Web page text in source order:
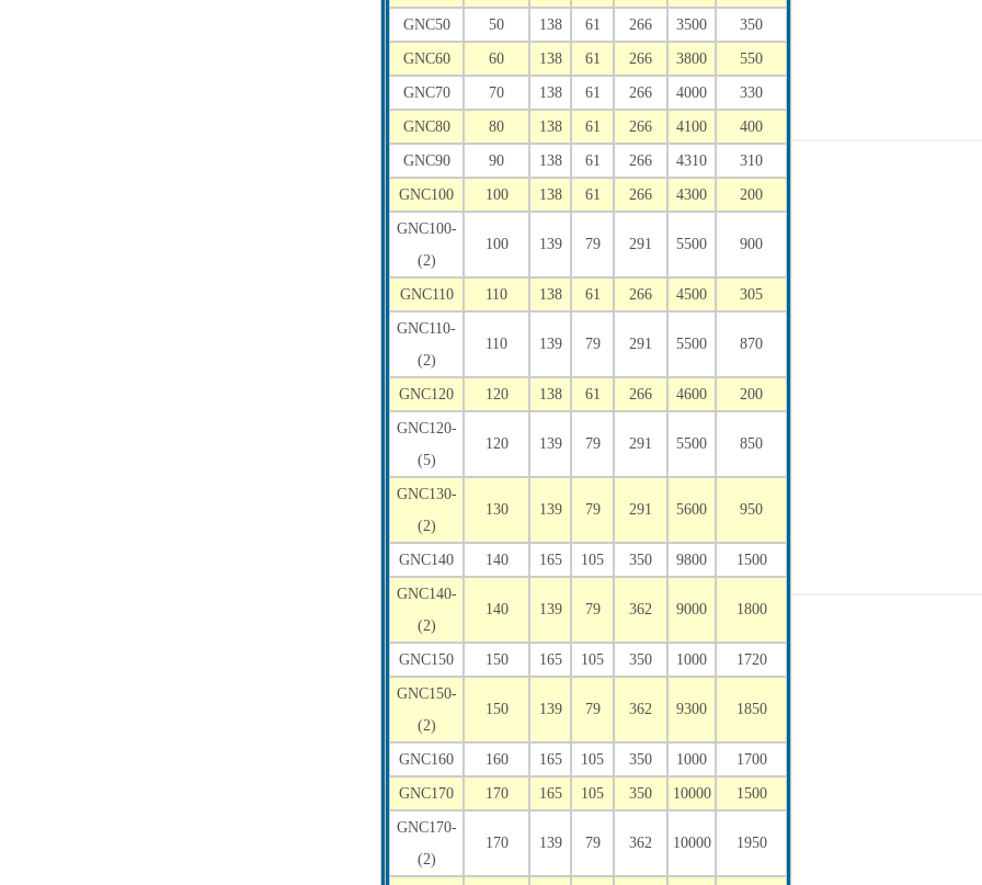
GNC50 50 138 61 266 3500 350
GNC60 60 138 61 266 3800 550
GNC70 70 138 61 266 4000 330
GNC80 80 138 61 266 4100 400
GNC90 90 138 61 266 4310 310
GNC100 100 138 61 266 4300 200
GNC100-
(2)
100 139 79 291 5500 900
GNC110 110 138 61 266 4500 305
GNC110-
(2)
110 139 79 291 5500 870
GNC120 120 138 61 266 4600 200
GNC120-
(5)
120 139 79 291 5500 850
GNC130-
(2)
130 139 79 291 5600 950
GNC140 140 165 105 350 9800 1500
GNC140-
(2)
140 139 79 362 9000 1800
GNC150 150 165 105 350 1000 1720
GNC150-
(2)
150 139 79 362 9300 1850
GNC160 160 165 105 350 1000 1700
GNC170 170 165 105 350 10000 1500
GNC170-
(2)
170 139 79 362 10000 1950